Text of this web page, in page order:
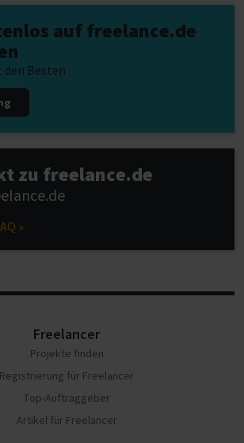
auf freelance.de
Besten
zu freelance.de
»
Freelancer
Projekte finden
Registrierung für Freelancer
Top-Auftraggeber
Artikel für Freelancer